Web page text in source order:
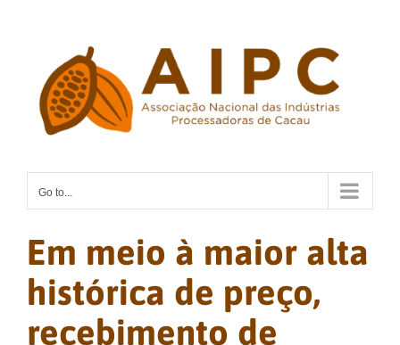
Go to...
Em meio à maior alta
histórica de preço,
recebimento de